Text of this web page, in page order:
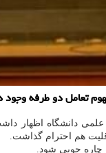
تعامل دو طرفه
دانشگاه اظهار
هم احترام گذاشت.
چاره جویی شود.